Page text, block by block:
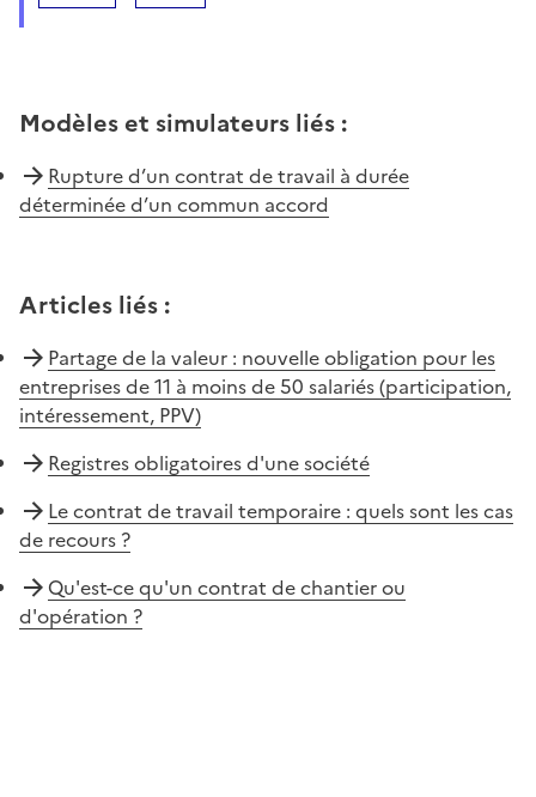
Modèles et simulateurs liés :
Rupture d’un contrat de travail à durée
déterminée d’un commun accord
Articles liés :
Partage de la valeur : nouvelle obligation pour les
entreprises de 11 à moins de 50 salariés (participation,
intéressement, PPV)
Registres obligatoires d'une société
Le contrat de travail temporaire : quels sont les cas
de recours ?
Qu'est-ce qu'un contrat de chantier ou
d'opération ?